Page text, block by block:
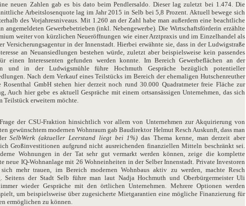
neuen Zahlen gab es bis dato beim Pendlersaldo. Dieser lag zuletzt bei 1.474. Die
Arbeitslosenquote lag im Jahr 2015 in Selb bei 5,8 Prozent. Aktuell bewege sich
des Vorjahresniveaus. Mit 1.260 an der Zahl habe man außerdem eine beachtliche
angemeldeten Gewerbebetrieben (inkl. Nebengewerbe). Die Wirtschaftsförderin erzählte
weiter von kürzlichen Neueröffnungen wie einer Arztpraxis und im Einzelhandel als
Versicherungsagentur in der Innenstadt. Hierbei erwähnte sie, dass in der Ludwigstraße
an Neuansiedlungen bestehen würde, zuletzt aber beispielsweise kein passendes
einen Interessenten gefunden werden konnte. Im Bereich Gewerbeflächen an der
und in der Ludwigsmühle führe Hochmuth Gespräche bezüglich potentieller
Nach dem Verkauf eines Teilstücks im Bereich der ehemaligen Hutschenreuther
GmbH stehen hier derzeit noch rund 30.000 Quadratmeter freie Fläche zur
Auch hier gebe es aktuell Gespräche mit einem ortsansässigen Unternehmen, das sich
Teilstück erweitern möchte.
der CSU-Fraktion hinsichtlich vor allem von Unternehmen zur Akquirierung von
gewünschtem modernen Wohnraum gab Baudirektor Helmut Resch Auskunft, dass man
SelbWerk (aktueller Leerstand liegt bei 1%) das Thema kenne, man derzeit aber
Großinvestitionen aufgrund nicht ausreichenden finanziellen Mitteln beschränkt sei.
Wohnungen in der Tat sehr gut vermarkt werden können, zeige die komplette
neue IQ-Wohnanlage mit 26 Wohneinheiten in der Selber Innenstadt. Private Investoren
sich mehr trauen, im Bereich modernen Wohnbaus aktiv zu werden, machte Resch
Seitens der Stadt Selb führe man laut Nadja Hochmuth und Oberbürgermeister Uli
wieder Gespräche mit den örtlichen Unternehmen. Mehrere Optionen werden
um beispielsweise über zugesicherte Mietgarantien eine mögliche Finanzierung für
ermöglichen zu können.